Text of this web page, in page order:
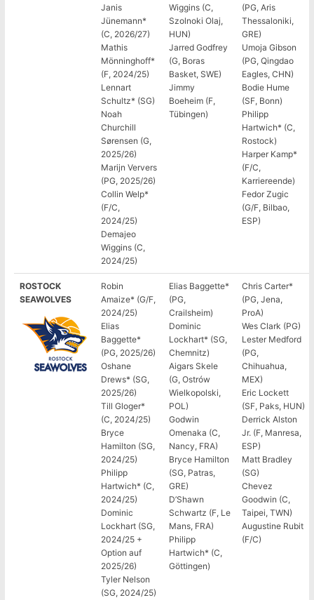
Janis
Jünemann*
(C, 2026/27)
Mathis
Mönninghoff*
(F, 2024/25)
Lennart
Schultz* (SG)
Noah
Churchill
Sørensen (G,
2025/26)
Marijn Ververs
(PG, 2025/26)
Collin Welp*
(F/C,
2024/25)
Demajeo
Wiggins (C,
2024/25)
Wiggins (C,
Szolnoki Olaj,
HUN)
Jarred Godfrey
(G, Boras
Basket, SWE)
Jimmy
Boeheim (F,
Tübingen)
(PG, Aris
Thessaloniki,
GRE)
Umoja Gibson
(PG, Qingdao
Eagles, CHN)
Bodie Hume
(SF, Bonn)
Philipp
Hartwich* (C,
Rostock)
Harper Kamp*
(F/C,
Karriereende)
Fedor Zugic
(G/F, Bilbao,
ESP)
ROSTOCK
SEAWOLVES
Robin
Amaize* (G/F,
2024/25)
Elias
Baggette*
(PG, 2025/26)
Oshane
Drews* (SG,
2025/26)
Till Gloger*
(C, 2024/25)
Bryce
Hamilton (SG,
2024/25)
Philipp
Hartwich* (C,
2024/25)
Dominic
Lockhart (SG,
2024/25 +
Option auf
2025/26)
Tyler Nelson
(SG, 2024/25)
Elias Baggette*
(PG,
Crailsheim)
Dominic
Lockhart* (SG,
Chemnitz)
Aigars Skele
(G, Ostrów
Wielkopolski,
POL)
Godwin
Omenaka (C,
Nancy, FRA)
Bryce Hamilton
(SG, Patras,
GRE)
D’Shawn
Schwartz (F, Le
Mans, FRA)
Philipp
Hartwich* (C,
Göttingen)
Chris Carter*
(PG, Jena,
ProA)
Wes Clark (PG)
Lester Medford
(PG,
Chihuahua,
MEX)
Eric Lockett
(SF, Paks, HUN)
Derrick Alston
Jr. (F, Manresa,
ESP)
Matt Bradley
(SG)
Chevez
Goodwin (C,
Taipei, TWN)
Augustine Rubit
(F/C)